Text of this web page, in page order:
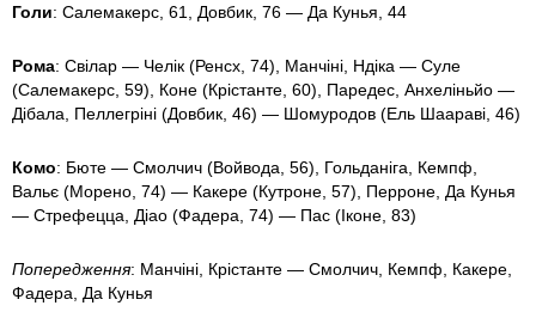
Голи: Салемакерс, 61, Довбик, 76 — Да Кунья, 44
Рома: Свілар — Челік (Ренсх, 74), Манчіні, Ндіка — Суле
(Салемакерс, 59), Коне (Крістанте, 60), Паредес, Анхеліньйо —
Дібала, Пеллегріні (Довбик, 46) — Шомуродов (Ель Шаараві, 46)
Комо: Бюте — Смолчич (Войвода, 56), Гольданіга, Кемпф,
Вальє (Морено, 74) — Какере (Кутроне, 57), Перроне, Да Кунья
— Стрефецца, Діао (Фадера, 74) — Пас (Іконе, 83)
Попередження: Манчіні, Крістанте — Смолчич, Кемпф, Какере,
Фадера, Да Кунья